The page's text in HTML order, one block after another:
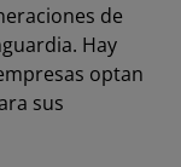
de
Hay
optan
sus